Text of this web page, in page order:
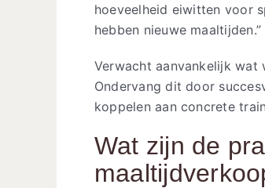
hoeveelheid eiwitten voor
hebben nieuwe maaltijden.”
Verwacht aanvankelijk wat
Ondervang dit door
koppelen aan concrete
Wat zijn de